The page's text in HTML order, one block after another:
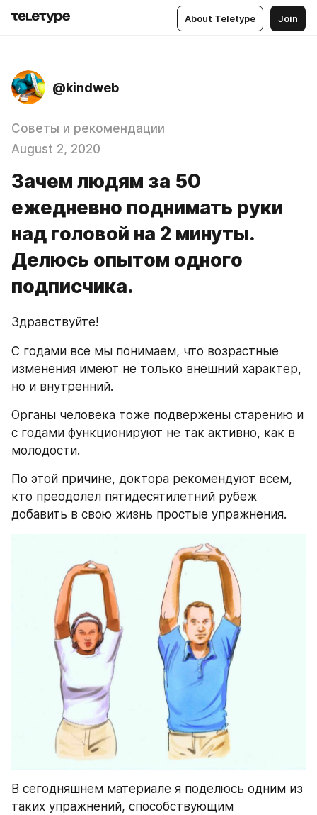
About Teletype Join
@kindweb
Советы и рекомендации
August 2, 2020
Зачем людям за 50
ежедневно поднимать руки
над головой на 2 минуты.
Делюсь опытом одного
подписчика.
Здравствуйте!
С годами все мы понимаем, что возрастные
изменения имеют не только внешний характер,
но и внутренний.
Органы человека тоже подвержены старению и
с годами функционируют не так активно, как в
молодости.
По этой причине, доктора рекомендуют всем,
кто преодолел пятидесятилетний рубеж
добавить в свою жизнь простые упражнения.
В сегодняшнем материале я поделюсь одним из
таких упражнений, способствующим